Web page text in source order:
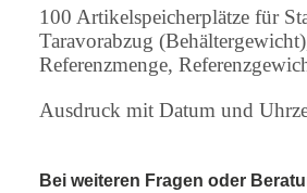
100 Artikelspeicherplätze für
Taravorabzug
Referenzmenge,
Ausdruck mit Datum und
Bei weiteren Fragen oder